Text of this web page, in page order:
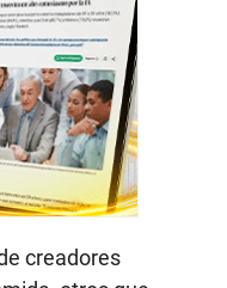
creadores